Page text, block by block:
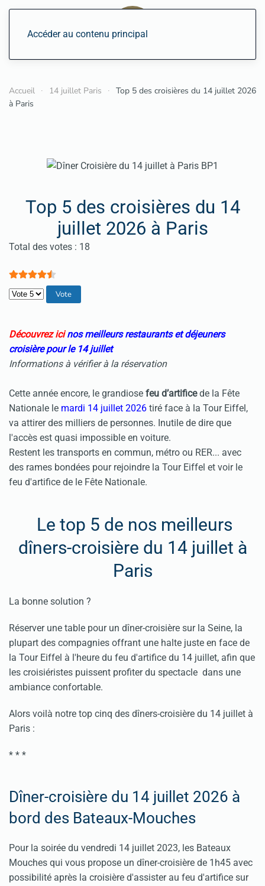
Accéder au contenu principal
Accueil 14 juillet Paris
Top 5 des croisières du 14 juillet 2026
à Paris
Top 5 des croisières du 14
juillet 2026 à Paris
Vote utilisateur:4.5/
Total des votes : 18
Veuillez voter
Découvrez icinos meilleurs restaurants et déjeuners
croisière pour le 14 juillet
Informations à vérifier à la réservation
Cette année encore, le grandiose feu d’artificede la Fête
Nationale le mardi 14 juillet 2026 tiré face à la Tour Eiffel,
va attirer des milliers de personnes. Inutile de dire que
l'accès est quasi impossible en voiture.
Restent les transports en commun, métro ou RER... avec
des rames bondées pour rejoindre la Tour Eiffel et voir le
feu d'artifice de le Fête Nationale.
Le top 5 de nos meilleurs
dîners-croisière du 14 juillet à
Paris
La bonne solution ?
Réserver une table pour un dîner-croisière sur la Seine, la
plupart des compagnies offrant une halte juste en face de
la Tour Eiffel à l'heure du feu d'artifice du 14 juillet, afin que
les croisiéristes puissent profiter du spectacle dans une
ambiance confortable.
Alors voilà notre top cinq des dîners-croisière du 14 juillet à
Paris :
* * *
Dîner-croisière du 14 juillet 2026 à
bord des Bateaux-Mouches
Pour la soirée du vendredi 14 juillet 2023, les Bateaux
Mouches qui vous propose un dîner-croisière de 1h45 avec
possibilité après la croisière d'assister au feu d'artifice sur